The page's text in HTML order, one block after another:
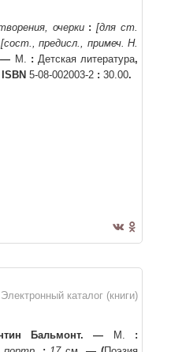
очерки : [для ст.
[сост., предисл., примеч. Н.
М. : Детская литература,
ISBN 5-08-002003-2 : 30.00.
Электронный каталог (книги)
Бальмонт. — М. :